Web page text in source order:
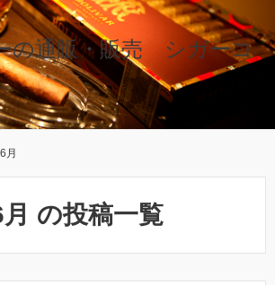
の通販・販売 シガーコ
月
の投稿一覧